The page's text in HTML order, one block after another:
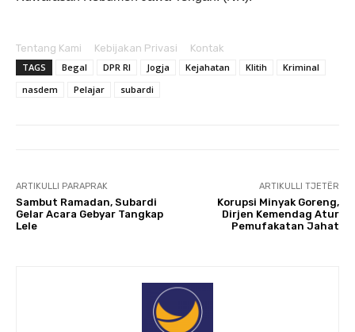
Tentang Kami Kebijakan Privasi
Kontak
TAGS
Begal DPR RI Jogja Kejahatan Klitih
Kriminal
nasdem
Pelajar subardi
ARTIKULLI PARAPRAK
Sambut Ramadan, Subardi
Gelar Acara Gebyar Tangkap
Lele
ARTIKULLI TJETËR
Korupsi Minyak Goreng,
Dirjen Kemendag Atur
Pemufakatan Jahat